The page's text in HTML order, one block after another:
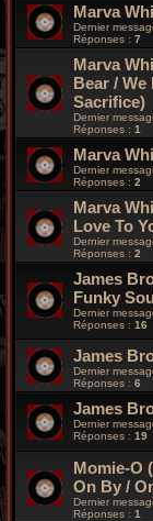
Marva
Dernier
Réponses : 7
Marva
Bear /
Sacrifice)
Dernier
Réponses : 1
Marva
Dernier
Réponses : 2
Marva
Love To
Dernier
Réponses : 2
James
Funky
Dernier
Réponses : 16
James
Dernier
Réponses : 6
James
Dernier
Réponses : 19
Momie-O
On By /
Dernier
Réponses : 1